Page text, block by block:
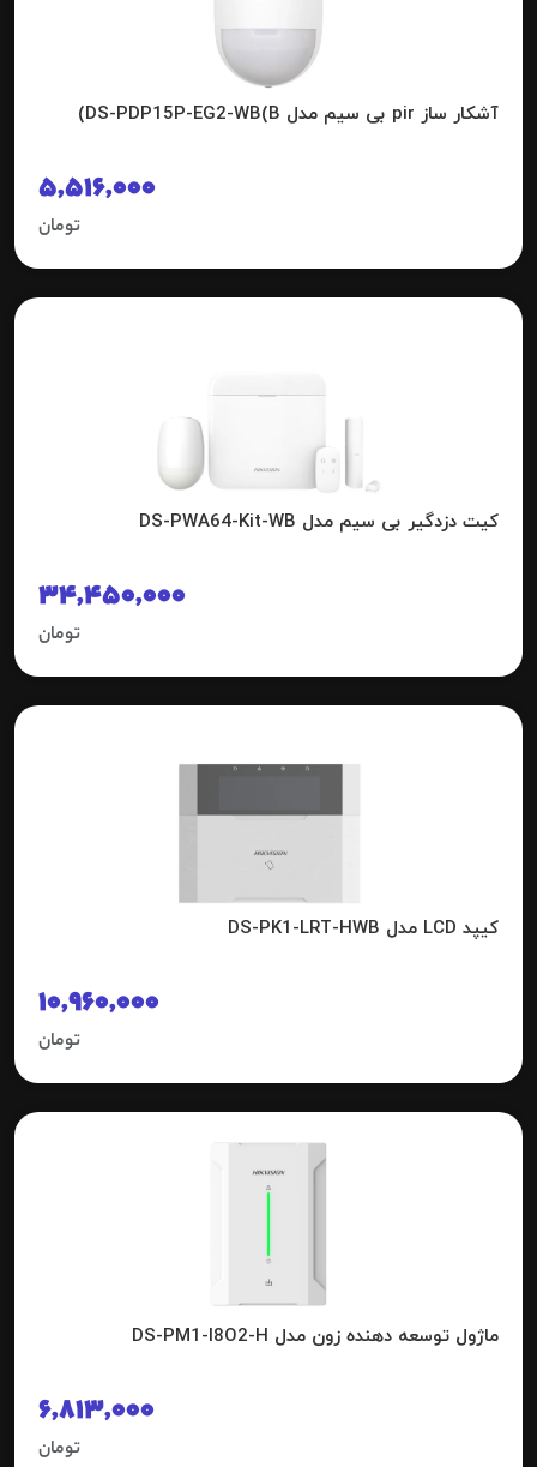
آشکار ساز pir بی سیم مدل DS-PDP15P-EG2-WB(B)
5,516,000
تومان
کیت دزدگیر بی سیم مدل DS-PWA64-Kit-WB
34,450,000
تومان
کیپد LCD مدل DS-PK1-LRT-HWB
10,960,000
تومان
ماژول توسعه دهنده زون مدل DS-PM1-I8O2-H
6,813,000
تومان